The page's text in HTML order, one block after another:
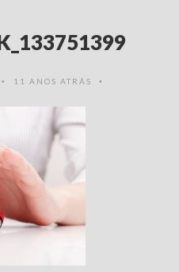
• 11 ANOS ATRÁS •